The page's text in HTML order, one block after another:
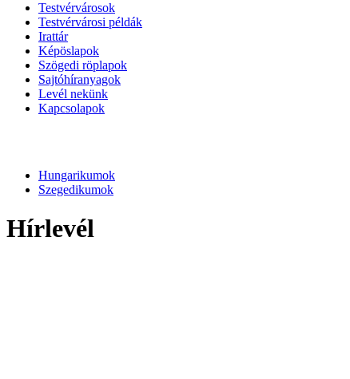
Testvérvárosok
Testvérvárosi példák
Irattár
Képöslapok
Szögedi röplapok
Sajtóhíranyagok
Levél nekünk
Kapcsolapok
Hungarikumok
Szegedikumok
Hírlevél